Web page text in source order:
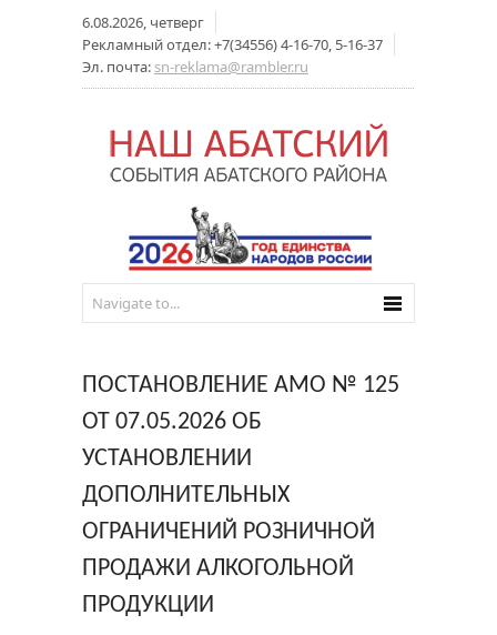
6.08.2026, четверг
Рекламный отдел: +7(34556) 4-16-70, 5-16-37
Эл. почта: sn-reklama@rambler.ru
ПОСТАНОВЛЕНИЕ АМО № 125
ОТ 07.05.2026 ОБ
УСТАНОВЛЕНИИ
ДОПОЛНИТЕЛЬНЫХ
ОГРАНИЧЕНИЙ РОЗНИЧНОЙ
ПРОДАЖИ АЛКОГОЛЬНОЙ
ПРОДУКЦИИ